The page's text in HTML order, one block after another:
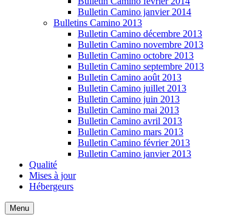
Bulletin Camino janvier 2014
Bulletins Camino 2013
Bulletin Camino décembre 2013
Bulletin Camino novembre 2013
Bulletin Camino octobre 2013
Bulletin Camino septembre 2013
Bulletin Camino août 2013
Bulletin Camino juillet 2013
Bulletin Camino juin 2013
Bulletin Camino mai 2013
Bulletin Camino avril 2013
Bulletin Camino mars 2013
Bulletin Camino février 2013
Bulletin Camino janvier 2013
Qualité
Mises à jour
Hébergeurs
Menu